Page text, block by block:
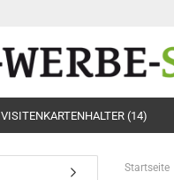
VISITENKARTENHALTER (14)
Startseite